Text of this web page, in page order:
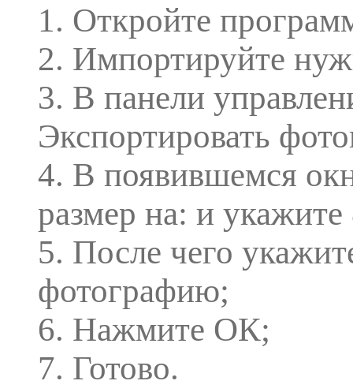
1. Откройте
2. Импортируйте
3. В панели
Экспортировать
4. В появившемся
размер на: и
5. После чего
фотографию;
6. Нажмите ОК;
7. Готово.